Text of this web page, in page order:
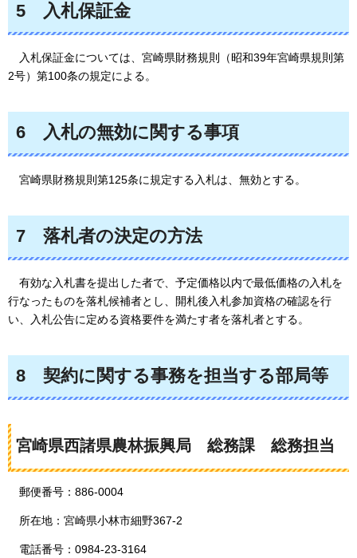
5 入札保証金
入札保証金については、 宮崎県財務規則（昭和39年宮崎県規則第
2号）第100条の規定による。
6 入札の無効に関する事項
宮崎県財務規則第125条に規定する入札は、無効とする。
7 落札者の決定の方法
有効な入札書を提出した者で、予定価格以内で最低価格の入札を
行なったものを落札候補者とし、開札後入札参加資格の確認を行
い、入札公告に定める資格要件を満たす者を落札者とする。
8 契約に関する事務を担当する部局等
宮崎県西諸県農林振興局 総務課 総務担当
郵便番号：886-0004
所在地：宮崎県小林市細野367-2
電話番号：0984-23-3164